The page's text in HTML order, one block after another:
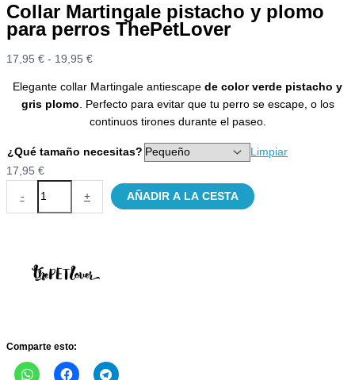
Collar Martingale pistacho y plomo
para perros ThePetLover
17,95 € - 19,95 €Rango
precios:
desde
17,95 €
hasta
Elegante collar Martingale antiescape de color verde pistacho y
gris plomo. Perfecto para evitar que tu perro se escape, o los
continuos tirones durante el paseo.
¿Qué tamaño necesitas?
Limpiar
17,95 €
-
Martingale
+ AÑADIR A LA CESTA
Comparte esto: